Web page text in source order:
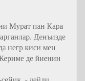
Мурат пан Кара
Денъизде
негр киси мен
де йиенин